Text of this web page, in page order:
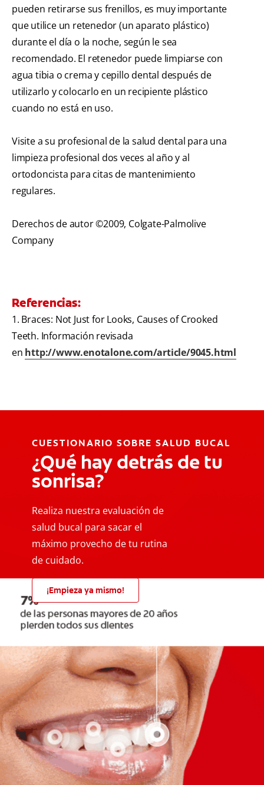
pueden retirarse sus frenillos, es muy importante
que utilice un retenedor (un aparato plástico)
durante el día o la noche, según le sea
recomendado. El retenedor puede limpiarse con
agua tibia o crema y cepillo dental después de
utilizarlo y colocarlo en un recipiente plástico
cuando no está en uso.
Visite a su profesional de la salud dental para una
limpieza profesional dos veces al año y al
ortodoncista para citas de mantenimiento
regulares.
Derechos de autor ©2009, Colgate-Palmolive
Company
Referencias:
1. Braces: Not Just for Looks, Causes of Crooked
Teeth. Información revisada
en http://www.enotalone.com/article/9045.html
CUESTIONARIO SOBRE SALUD BUCAL
¿Qué hay detrás de tu
sonrisa?
Realiza nuestra evaluación de
salud bucal para sacar el
máximo provecho de tu rutina
de cuidado.
¡Empieza ya mismo!